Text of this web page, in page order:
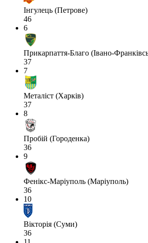
Інгулець (Петрове)
46
6
Прикарпаття-Благо (Івано-
37
7
Металіст (Харків)
37
8
Пробій (Городенка)
36
9
Фенікс-Маріуполь (Маріуполь)
36
10
Вікторія (Суми)
36